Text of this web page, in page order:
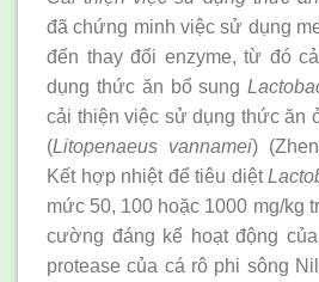
đã chứng minh việc sử dụng
đến thay đổi enzyme, từ đó
dụng thức ăn bổ sung
cải thiện việc sử dụng thức ăn
(Litopenaeus vannamei)
Kết hợp nhiệt để tiêu diệt
mức 50, 100 hoặc 1000 mg/kg
cường đáng kể hoạt động
protease của cá rô phi sông